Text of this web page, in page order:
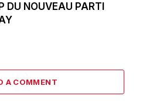
DU NOUVEAU PARTI
A COMMENT